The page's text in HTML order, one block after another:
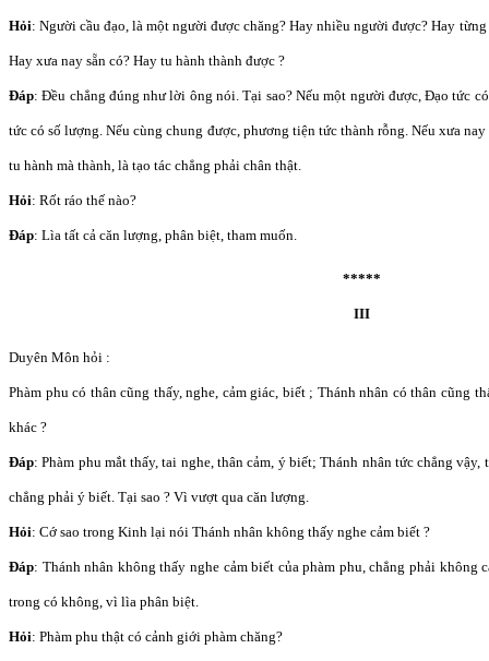
Hỏi: Người cầu đạo, là một người được chăng? Hay nhiều người được? Hay
Hay xưa nay sẵn có? Hay tu hành thành được ?
Đáp: Đều chẳng đúng như lời ông nói. Tại sao? Nếu một người được, Đạo tức
tức có số lượng. Nếu cùng chung được, phương tiện tức thành rỗng. Nếu xưa
tu hành mà thành, là tạo tác chẳng phải chân thật.
Hỏi: Rốt ráo thế nào?
Đáp: Lìa tất cả căn lượng, phân biệt, tham muốn.
*****
III
Duyên Môn hỏi :
Phàm phu có thân cũng thấy, nghe, cảm giác, biết ; Thánh nhân có thân cũng
khác ?
Đáp: Phàm phu mắt thấy, tai nghe, thân cảm, ý biết; Thánh nhân tức chẳng
chẳng phải ý biết. Tại sao ? Vì vượt qua căn lượng.
Hỏi: Cớ sao trong Kinh lại nói Thánh nhân không thấy nghe cảm biết ?
Đáp: Thánh nhân không thấy nghe cảm biết của phàm phu, chẳng phải không
trong có không, vì lìa phân biệt.
Hỏi: Phàm phu thật có cảnh giới phàm chăng?